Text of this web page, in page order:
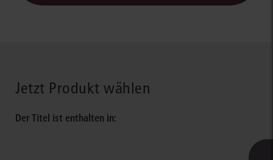
Jetzt Produkt wählen
Der Titel ist enthalten in: